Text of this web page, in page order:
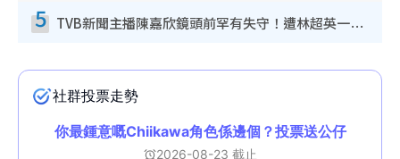
5 TVB新聞主播陳嘉欣鏡頭前罕有失守！遭林超英一句說話突襲嚇親當場大笑